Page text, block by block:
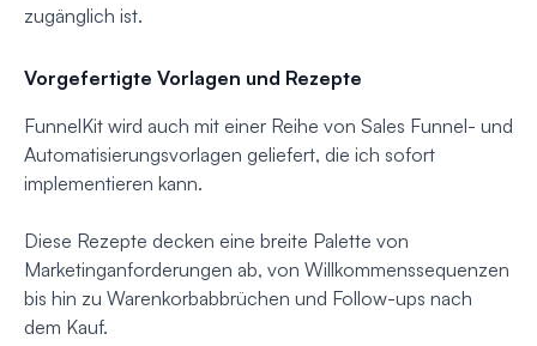
zugänglich ist.
Vorgefertigte Vorlagen und Rezepte
FunnelKit wird auch mit einer Reihe von Sales Funnel- und
Automatisierungsvorlagen geliefert, die ich sofort
implementieren kann.
Diese Rezepte decken eine breite Palette von
Marketinganforderungen ab, von Willkommenssequenzen
bis hin zu Warenkorbabbrüchen und Follow-ups nach
dem Kauf.